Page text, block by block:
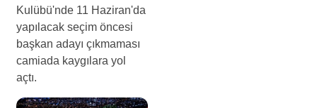
Kulübü'nde 11 Haziran'da
yapılacak seçim öncesi
başkan adayı çıkmaması
camiada kaygılara yol
açtı.